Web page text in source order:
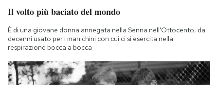
Il volto più baciato del mondo
È di una giovane donna annegata nella Senna nell'Ottocento, da
decenni usato per i manichini con cui ci si esercita nella
respirazione bocca a bocca